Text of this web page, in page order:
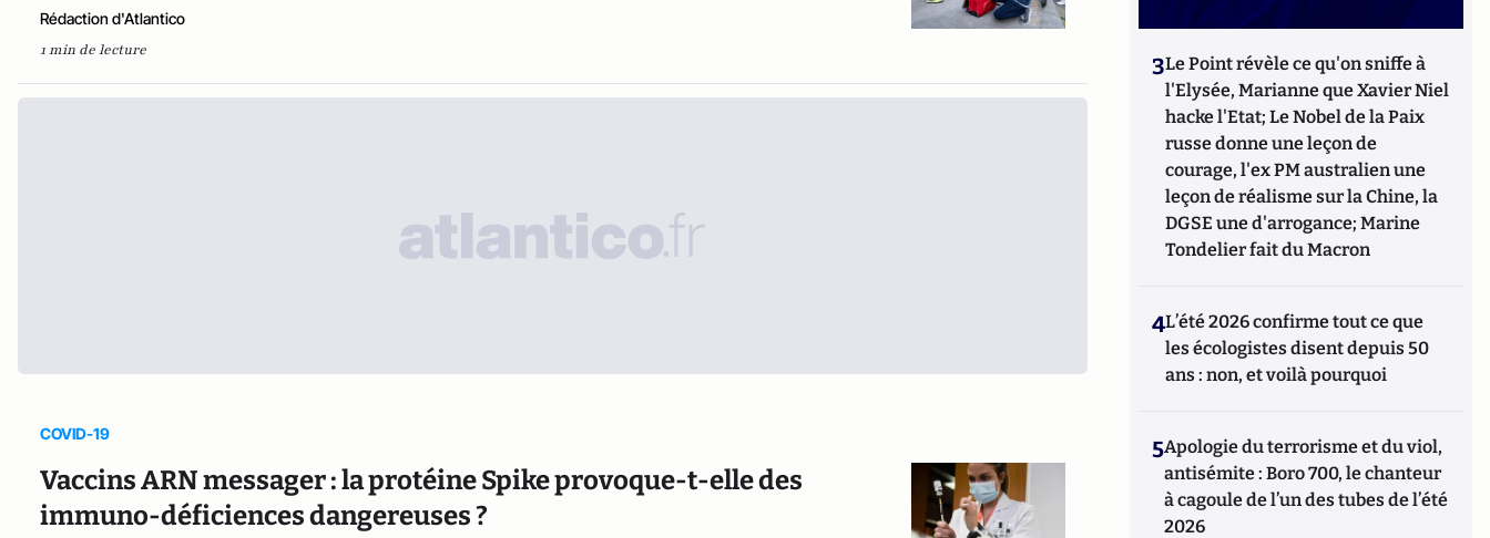
Rédaction d'Atlantico
1 min de lecture
COVID-19
Vaccins ARN messager : la protéine Spike provoque-t-elle des
immuno-déficiences dangereuses ?
3Le Point révèle ce qu'on sniffe à
l'Elysée, Marianne que Xavier Niel
hacke l'Etat; Le Nobel de la Paix
russe donne une leçon de
courage, l'ex PM australien une
leçon de réalisme sur la Chine, la
DGSE une d'arrogance; Marine
Tondelier fait du Macron
4L’été 2026 confirme tout ce que
les écologistes disent depuis 50
ans : non, et voilà pourquoi
5Apologie du terrorisme et du viol,
antisémite : Boro 700, le chanteur
à cagoule de l’un des tubes de l’été
2026